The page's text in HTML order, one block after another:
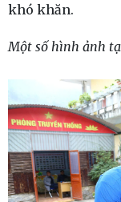
khó khăn.
Một số hình ảnh